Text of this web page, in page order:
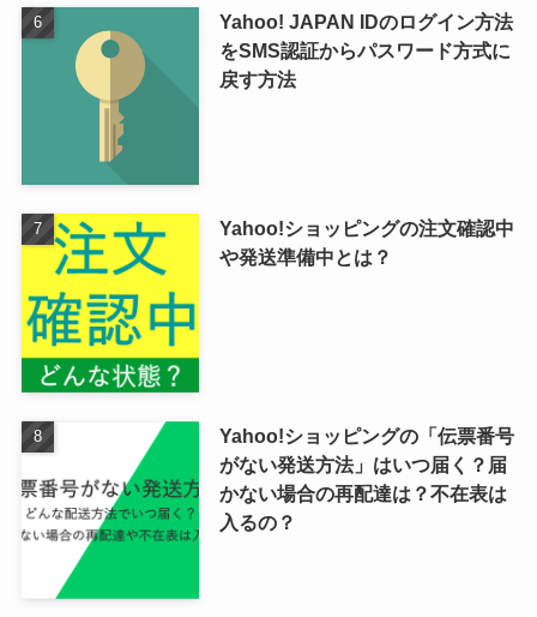
Yahoo! JAPAN IDのログイン方法
をSMS認証からパスワード方式に
戻す方法
Yahoo!ショッピングの注文確認中
や発送準備中とは？
Yahoo!ショッピングの「伝票番号
がない発送方法」はいつ届く？届
かない場合の再配達は？不在表は
入るの？